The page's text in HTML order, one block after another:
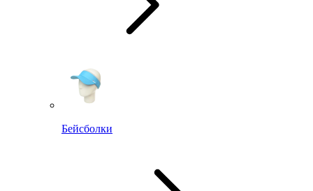
Бейсболки